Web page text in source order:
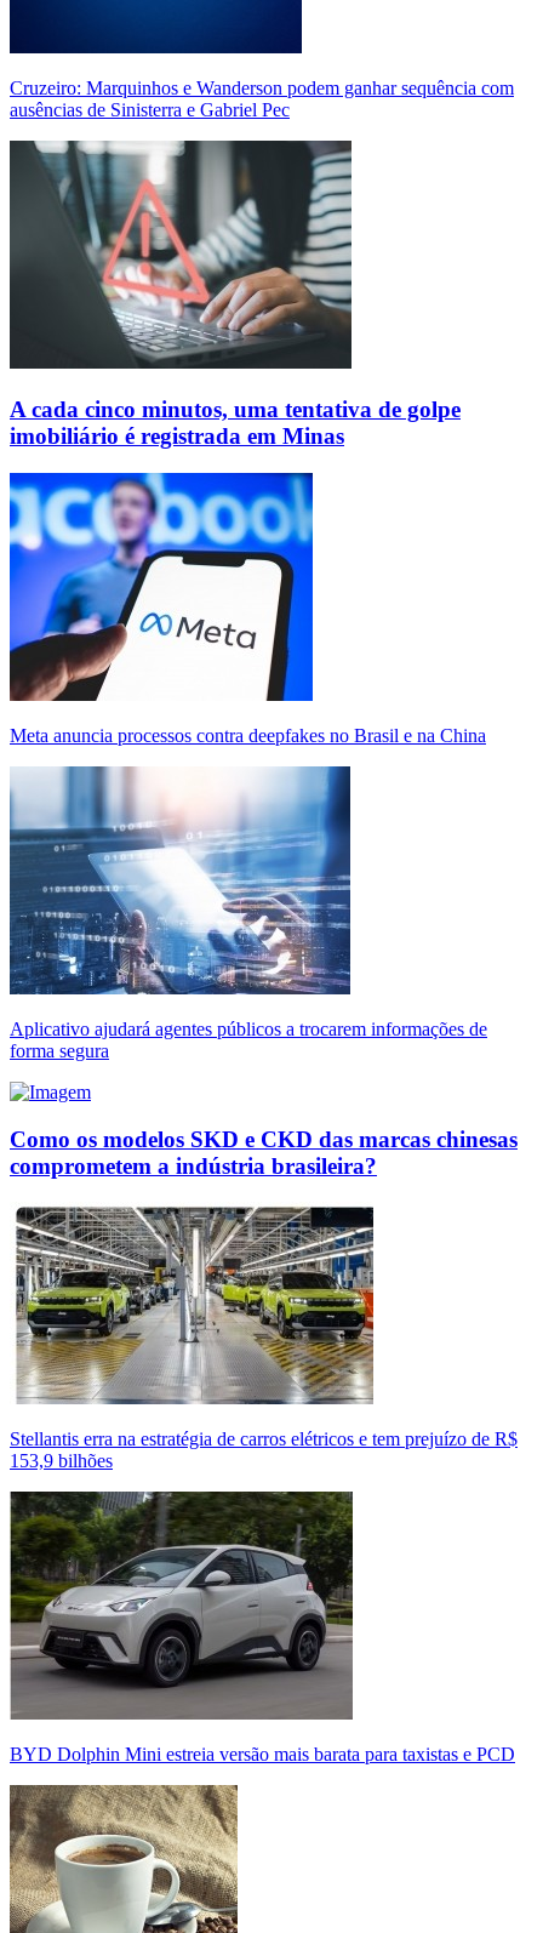
Cruzeiro: Marquinhos e Wanderson podem ganhar sequência com
ausências de Sinisterra e Gabriel Pec
A cada cinco minutos, uma tentativa de golpe
imobiliário é registrada em Minas
Meta anuncia processos contra deepfakes no Brasil e na China
Aplicativo ajudará agentes públicos a trocarem informações de
forma segura
Como os modelos SKD e CKD das marcas chinesas
comprometem a indústria brasileira?
Stellantis erra na estratégia de carros elétricos e tem prejuízo de R$
153,9 bilhões
BYD Dolphin Mini estreia versão mais barata para taxistas e PCD